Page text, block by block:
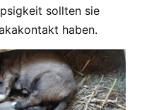
sollten sie
haben.